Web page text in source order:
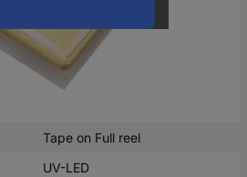
Tape on Full reel
UV-LED